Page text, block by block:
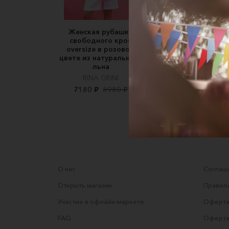
Женская рубашка
свободного кроя
oversize в розовом
цвете из натурального
льна
RINA GRINI
7180 ₽ 8980 ₽
Белая рубашка
100%
льна
DJUTA
7500 ₽
О нас
Открыть магазин
Участие в офлайн-маркете
FAQ